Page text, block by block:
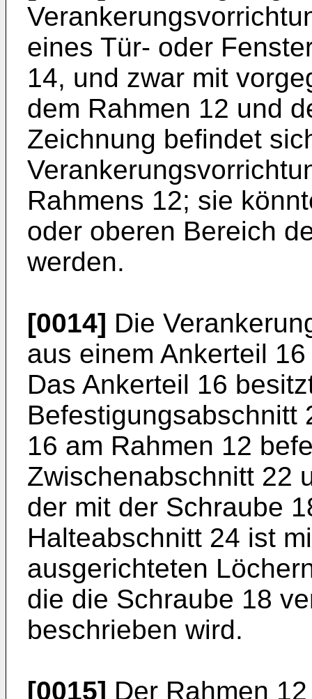
eines Tür- oder
14, und zwar mit
dem Rahmen 12 und
Zeichnung befindet
Rahmens 12; sie
oder oberen Bereich
werden.
[0014] Die
aus einem Ankerteil
Das Ankerteil 16
Befestigungsabschnitt
16 am Rahmen 12
Zwischenabschnitt 22
der mit der Schraube
Halteabschnitt 24 ist
ausgerichteten
die die Schraube 18
beschrieben wird.
[0015] Der Rahmen